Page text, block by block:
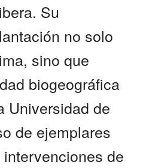
Su
no solo
sino que
biogeográfica
Universidad de
de ejemplares
de